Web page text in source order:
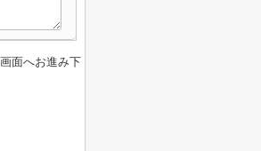
面へお進み下